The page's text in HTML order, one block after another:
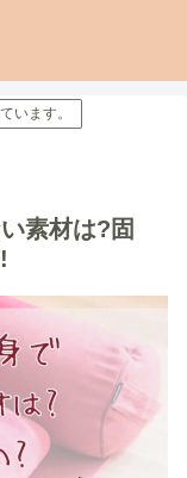
います。
素材は?固